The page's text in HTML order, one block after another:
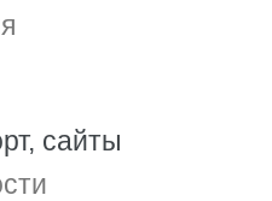
сайты